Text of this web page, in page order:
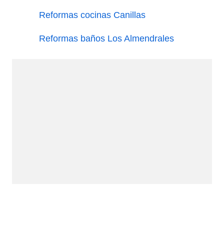
Reformas cocinas Canillas
Reformas baños Los Almendrales